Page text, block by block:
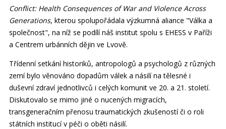
Conflict: Health Consequences of War and Violence Across
Generations, kterou spolupořádala výzkumná aliance "Válka a
společnost", na níž se podílí náš institut spolu s EHESS v Paříži
a Centrem urbánních dějin ve Lvově.
Třídenní setkání historiků, antropologů a psychologů z různých
zemí bylo věnováno dopadům válek a násilí na tělesné i
duševní zdraví jednotlivců i celých komunit ve 20. a 21. století.
Diskutovalo se mimo jiné o nucených migracích,
transgeneračním přenosu traumatických zkušeností či o roli
státních institucí v péči o oběti násilí.